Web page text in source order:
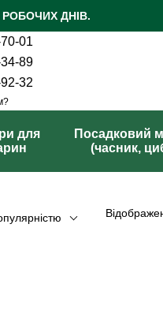
ДНІВ.
01
89
32
для
Посадковий
(часник,